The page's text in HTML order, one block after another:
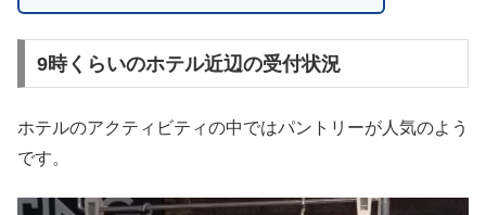
9時くらいのホテル近辺の受付状況
ホテルのアクティビティの中ではパントリーが人気のよう
です。